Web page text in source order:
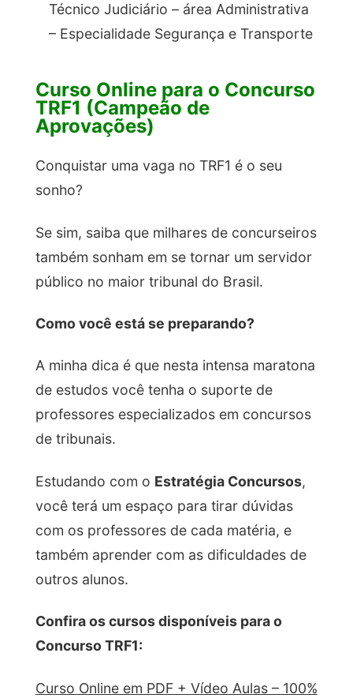
Técnico Judiciário – área Administrativa
– Especialidade Segurança e Transporte
Curso Online para o Concurso
TRF1 (Campeão de
Aprovações)
Conquistar uma vaga no TRF1 é o seu
sonho?
Se sim, saiba que milhares de concurseiros
também sonham em se tornar um servidor
público no maior tribunal do Brasil.
Como você está se preparando?
A minha dica é que nesta intensa maratona
de estudos você tenha o suporte de
professores especializados em concursos
de tribunais.
Estudando com o Estratégia Concursos,
você terá um espaço para tirar dúvidas
com os professores de cada matéria, e
também aprender com as dificuldades de
outros alunos.
Confira os cursos disponíveis para o
Concurso TRF1:
Curso Online em PDF + Vídeo Aulas – 100%